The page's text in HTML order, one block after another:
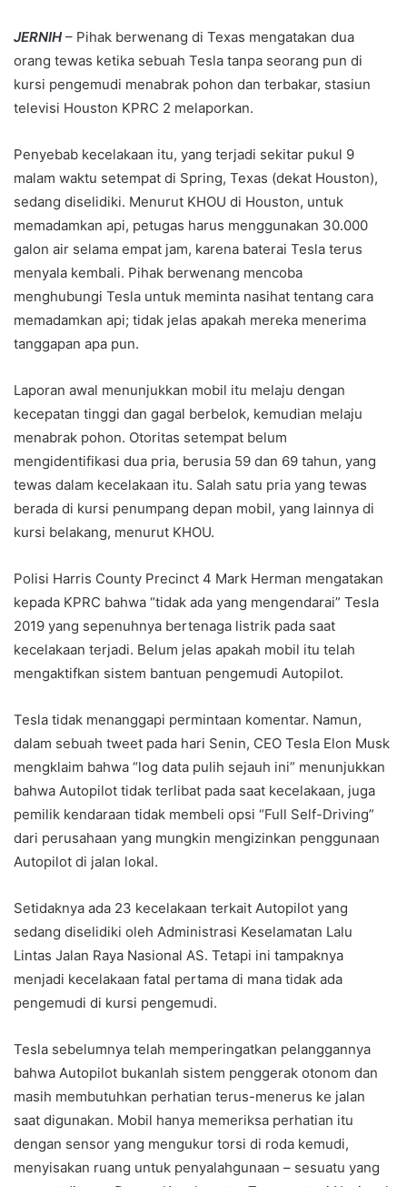
JERNIH – Pihak berwenang di Texas mengatakan dua
orang tewas ketika sebuah Tesla tanpa seorang pun di
kursi pengemudi menabrak pohon dan terbakar, stasiun
televisi Houston KPRC 2 melaporkan.
Penyebab kecelakaan itu, yang terjadi sekitar pukul 9
malam waktu setempat di Spring, Texas (dekat Houston),
sedang diselidiki. Menurut KHOU di Houston, untuk
memadamkan api, petugas harus menggunakan 30.000
galon air selama empat jam, karena baterai Tesla terus
menyala kembali. Pihak berwenang mencoba
menghubungi Tesla untuk meminta nasihat tentang cara
memadamkan api; tidak jelas apakah mereka menerima
tanggapan apa pun.
Laporan awal menunjukkan mobil itu melaju dengan
kecepatan tinggi dan gagal berbelok, kemudian melaju
menabrak pohon. Otoritas setempat belum
mengidentifikasi dua pria, berusia 59 dan 69 tahun, yang
tewas dalam kecelakaan itu. Salah satu pria yang tewas
berada di kursi penumpang depan mobil, yang lainnya di
kursi belakang, menurut KHOU.
Polisi Harris County Precinct 4 Mark Herman mengatakan
kepada KPRC bahwa “tidak ada yang mengendarai” Tesla
2019 yang sepenuhnya bertenaga listrik pada saat
kecelakaan terjadi. Belum jelas apakah mobil itu telah
mengaktifkan sistem bantuan pengemudi Autopilot.
Tesla tidak menanggapi permintaan komentar. Namun,
dalam sebuah tweet pada hari Senin, CEO Tesla Elon Musk
mengklaim bahwa “log data pulih sejauh ini” menunjukkan
bahwa Autopilot tidak terlibat pada saat kecelakaan, juga
pemilik kendaraan tidak membeli opsi “Full Self-Driving”
dari perusahaan yang mungkin mengizinkan penggunaan
Autopilot di jalan lokal.
Setidaknya ada 23 kecelakaan terkait Autopilot yang
sedang diselidiki oleh Administrasi Keselamatan Lalu
Lintas Jalan Raya Nasional AS. Tetapi ini tampaknya
menjadi kecelakaan fatal pertama di mana tidak ada
pengemudi di kursi pengemudi.
Tesla sebelumnya telah memperingatkan pelanggannya
bahwa Autopilot bukanlah sistem penggerak otonom dan
masih membutuhkan perhatian terus-menerus ke jalan
saat digunakan. Mobil hanya memeriksa perhatian itu
dengan sensor yang mengukur torsi di roda kemudi,
menyisakan ruang untuk penyalahgunaan – sesuatu yang